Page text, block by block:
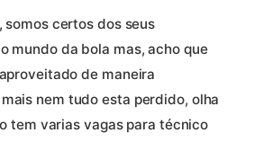
somos certos dos seus
mundo da bola mas, acho que
de maneira
nem tudo esta perdido, olha
tem varias vagas para técnico